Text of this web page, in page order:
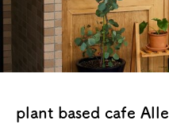
plant based cafe Alle